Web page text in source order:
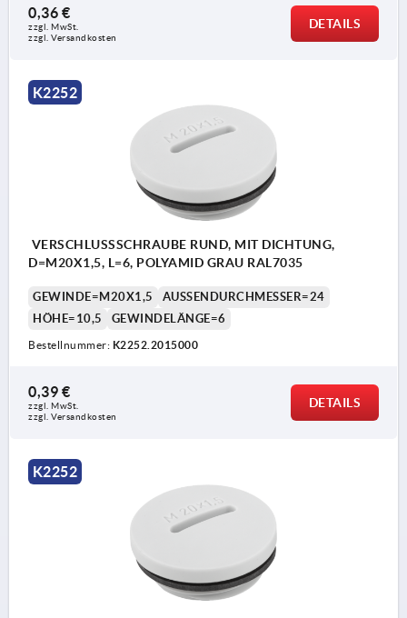
0,36 €
zzgl. MwSt.
zzgl. Versandkosten
DETAILS
K2252
VERSCHLUSSSCHRAUBE RUND, MIT DICHTUNG,
D=M20X1,5, L=6, POLYAMID GRAU RAL7035
GEWINDE=M20X1,5
AUSSENDURCHMESSER=24
HÖHE=10,5
GEWINDELÄNGE=6
Bestellnummer: K2252.2015000
0,39 €
zzgl. MwSt.
zzgl. Versandkosten
DETAILS
K2252